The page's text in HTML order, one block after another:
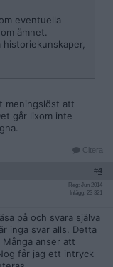
de som har
om de
Hur långt
krig där inte
eventuella
ämnet.
meningslöst att
går lixom inte
Citera
#4
Reg: Jun 2014
Inlägg: 23 321
på och svara själva
inga svar alls. Detta
anser att
får jag ett intryck